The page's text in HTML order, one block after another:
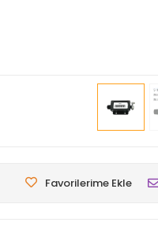
Favorilerime Ekle